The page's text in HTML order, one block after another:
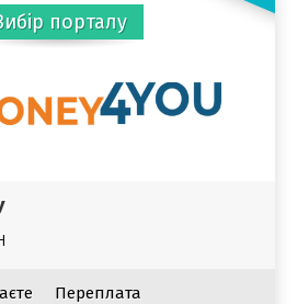
порталу
Переплата